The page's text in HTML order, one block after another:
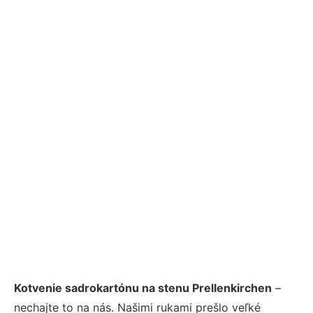
Kotvenie sadrokartónu na stenu Prellenkirchen –
nechajte to na nás. Našimi rukami prešlo veľké